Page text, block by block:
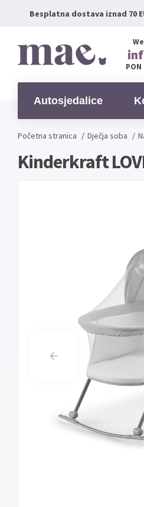
Besplatna dostava iznad 70
Autosjedalice
Početna stranica / Dječja soba /
Kinderkraft